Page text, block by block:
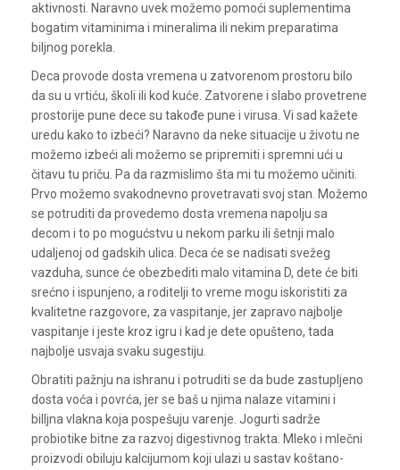
aktivnosti. Naravno uvek možemo pomoći suplementima
bogatim vitaminima i mineralima ili nekim preparatima
biljnog porekla.
Deca provode dosta vremena u zatvorenom prostoru bilo
da su u vrtiću, školi ili kod kuće. Zatvorene i slabo provetrene
prostorije pune dece su takođe pune i virusa. Vi sad kažete
uredu kako to izbeći? Naravno da neke situacije u životu ne
možemo izbeći ali možemo se pripremiti i spremni ući u
čitavu tu priču. Pa da razmislimo šta mi tu možemo učiniti.
Prvo možemo svakodnevno provetravati svoj stan. Možemo
se potruditi da provedemo dosta vremena napolju sa
decom i to po mogućstvu u nekom parku ili šetnji malo
udaljenoj od gadskih ulica. Deca će se nadisati svežeg
vazduha, sunce će obezbediti malo vitamina D, dete će biti
srećno i ispunjeno, a roditelji to vreme mogu iskoristiti za
kvalitetne razgovore, za vaspitanje, jer zapravo najbolje
vaspitanje i jeste kroz igru i kad je dete opušteno, tada
najbolje usvaja svaku sugestiju.
Obratiti pažnju na ishranu i potruditi se da bude zastupljeno
dosta voća i povrća, jer se baš u njima nalaze vitamini i
billjna vlakna koja pospešuju varenje. Jogurti sadrže
probiotike bitne za razvoj digestivnog trakta. Mleko i mlečni
proizvodi obiluju kalcijumom koji ulazi u sastav koštano-